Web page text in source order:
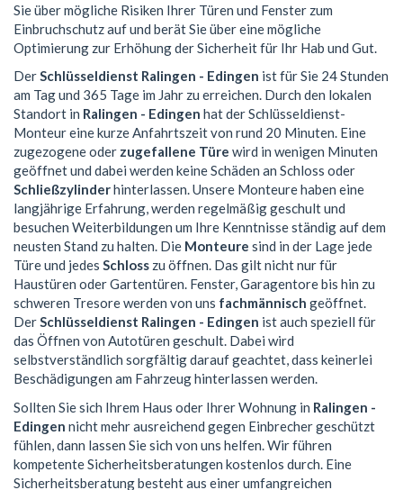
Sie über mögliche Risiken Ihrer Türen und Fenster zum
Einbruchschutz auf und berät Sie über eine mögliche
Optimierung zur Erhöhung der Sicherheit für Ihr Hab und Gut.
DerSchlüsseldienst Ralingen - Edingen ist für Sie 24 Stunden
am Tag und 365 Tage im Jahr zu erreichen. Durch den lokalen
Standort in Ralingen - Edingen hat der Schlüsseldienst-
Monteur eine kurze Anfahrtszeit von rund 20 Minuten. Eine
zugezogene oder zugefallene Türe wird in wenigen Minuten
geöffnet und dabei werden keine Schäden an Schloss oder
Schließzylinderhinterlassen. Unsere Monteure haben eine
langjährige Erfahrung, werden regelmäßig geschult und
besuchen Weiterbildungen um Ihre Kenntnisse ständig auf dem
neusten Stand zu halten. Die Monteure sind in der Lage jede
Türe und jedes Schloss zu öffnen. Das gilt nicht nur für
Haustüren oder Gartentüren. Fenster, Garagentore bis hin zu
schweren Tresore werden von uns fachmännisch geöffnet.
DerSchlüsseldienst Ralingen - Edingen ist auch speziell für
das Öffnen von Autotüren geschult. Dabei wird
selbstverständlich sorgfältig darauf geachtet, dass keinerlei
Beschädigungen am Fahrzeug hinterlassen werden.
Sollten Sie sich Ihrem Haus oder Ihrer Wohnung in Ralingen -
Edingen nicht mehr ausreichend gegen Einbrecher geschützt
fühlen, dann lassen Sie sich von uns helfen. Wir führen
kompetente Sicherheitsberatungen kostenlos durch. Eine
Sicherheitsberatung besteht aus einer umfangreichen